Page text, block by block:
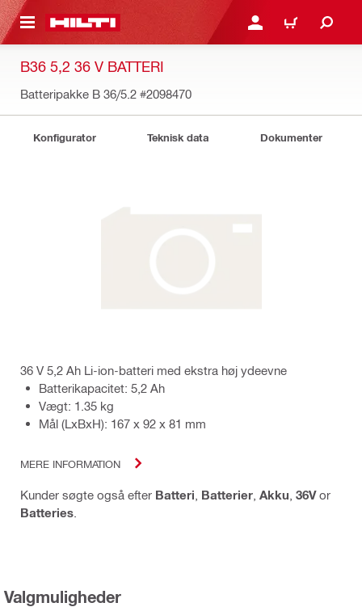
HOVEDINDHOLD LOG IND ELLER
INDKØBSKURV
B36 5,2 36 V BATTERI
Batteripakke B 36/5.2 #2098470
Konfigurator Teknisk data Dokumenter
36 V 5,2 Ah Li-ion-batteri med ekstra høj ydeevne
Batterikapacitet: 5,2 Ah
Vægt: 1.35 kg
Mål (LxBxH): 167 x 92 x 81 mm
MERE INFORMATION
Kunder søgte også efter Batteri Batterier Akku 36Vor
Batteries
Valgmuligheder